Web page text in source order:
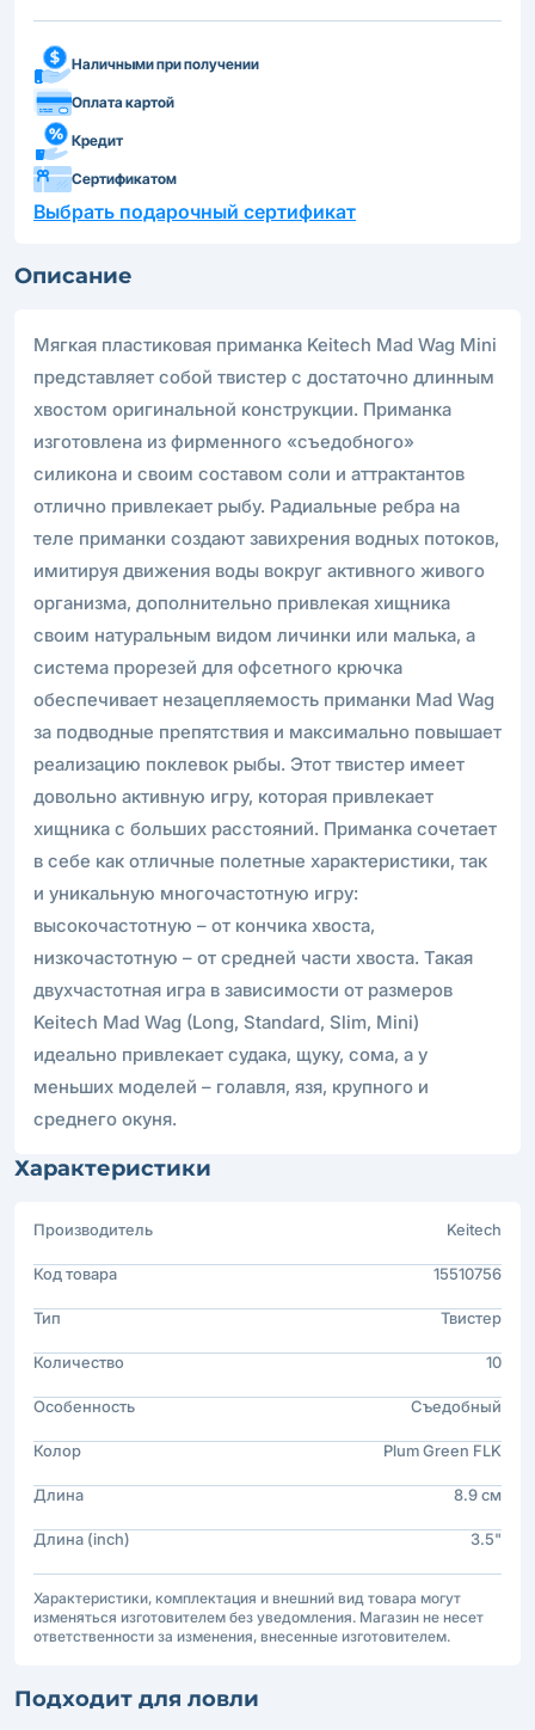
Наличными при получении
Оплата картой
Кредит
Сертификатом
Выбрать подарочный сертификат
Описание
Мягкая пластиковая приманка Keitech Mad Wag Mini
представляет собой твистер с достаточно длинным
хвостом оригинальной конструкции. Приманка
изготовлена из фирменного «съедобного»
силикона и своим составом соли и аттрактантов
отлично привлекает рыбу. Радиальные ребра на
теле приманки создают завихрения водных потоков,
имитируя движения воды вокруг активного живого
организма, дополнительно привлекая хищника
своим натуральным видом личинки или малька, а
система прорезей для офсетного крючка
обеспечивает незацепляемость приманки Mad Wag
за подводные препятствия и максимально повышает
реализацию поклевок рыбы. Этот твистер имеет
довольно активную игру, которая привлекает
хищника с больших расстояний. Приманка сочетает
в себе как отличные полетные характеристики, так
и уникальную многочастотную игру:
высокочастотную – от кончика хвоста,
низкочастотную – от средней части хвоста. Такая
двухчастотная игра в зависимости от размеров
Keitech Mad Wag (Long, Standard, Slim, Mini)
идеально привлекает судака, щуку, сома, а у
меньших моделей – голавля, язя, крупного и
среднего окуня.
Характеристики
Производитель Keitech
Код товара 15510756
Тип Твистер
Количество 10
Особенность Съедобный
Колор Plum Green FLK
Длина 8.9 см
Длина (inch) 3.5"
Характеристики, комплектация и внешний вид товара могут
изменяться изготовителем без уведомления. Магазин не несет
ответственности за изменения, внесенные изготовителем.
Подходит для ловли